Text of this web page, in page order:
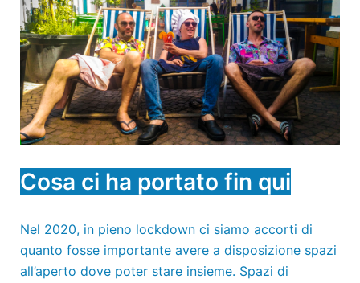
Cosa ci ha portato fin qui
Nel 2020, in pieno lockdown ci siamo accorti di
quanto fosse importante avere a disposizione spazi
all’aperto dove poter stare insieme. Spazi di